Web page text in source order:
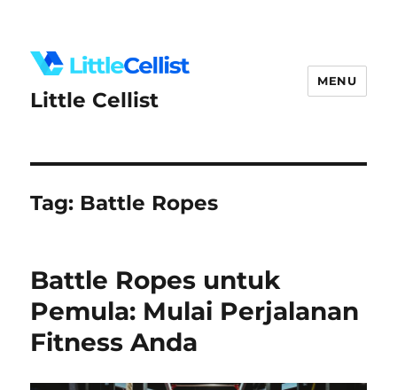
Little Cellist
MENU
Tag: Battle Ropes
Battle Ropes untuk
Pemula: Mulai Perjalanan
Fitness Anda